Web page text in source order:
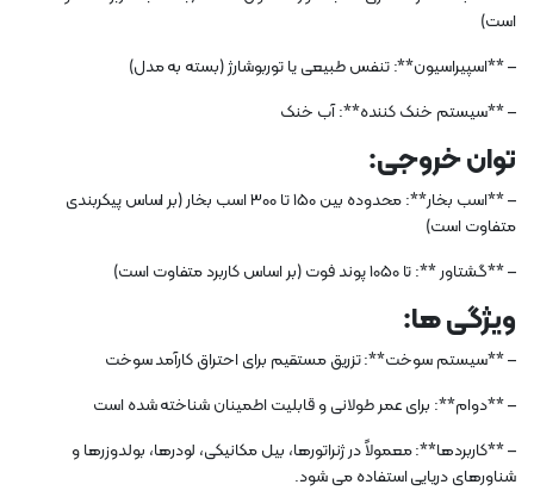
است)
– **اسپیراسیون**: تنفس طبیعی یا توربوشارژ (بسته به مدل)
– **سیستم خنک کننده**: آب خنک
توان خروجی:
– **اسب بخار**: محدوده بین 150 تا 300 اسب بخار (بر اساس پیکربندی
متفاوت است)
– **گشتاور **: تا 1050 پوند فوت (بر اساس کاربرد متفاوت است)
ویژگی ها:
– **سیستم سوخت**: تزریق مستقیم برای احتراق کارآمد سوخت
– **دوام**: برای عمر طولانی و قابلیت اطمینان شناخته شده است
– **کاربردها**: معمولاً در ژنراتورها، بیل مکانیکی، لودرها، بولدوزرها و
شناورهای دریایی استفاده می شود.